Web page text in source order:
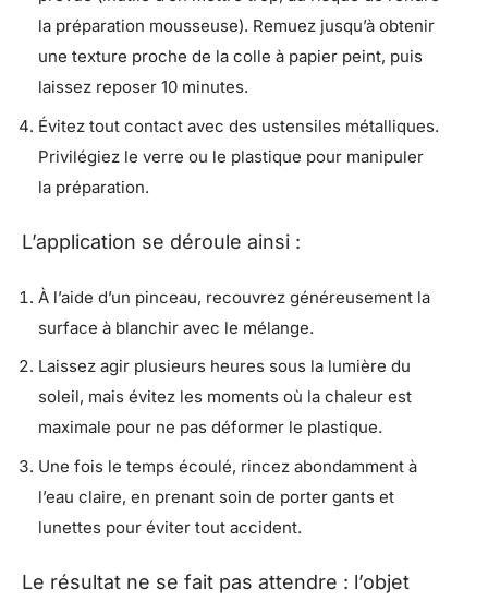
la préparation mousseuse). Remuez jusqu’à obtenir
une texture proche de la colle à papier peint, puis
laissez reposer 10 minutes.
Évitez tout contact avec des ustensiles métalliques.
Privilégiez le verre ou le plastique pour manipuler
la préparation.
L’application se déroule ainsi :
À l’aide d’un pinceau, recouvrez généreusement la
surface à blanchir avec le mélange.
Laissez agir plusieurs heures sous la lumière du
soleil, mais évitez les moments où la chaleur est
maximale pour ne pas déformer le plastique.
Une fois le temps écoulé, rincez abondamment à
l’eau claire, en prenant soin de porter gants et
lunettes pour éviter tout accident.
Le résultat ne se fait pas attendre : l’objet